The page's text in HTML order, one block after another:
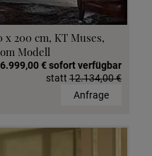
200 cm, KT Muses,
Modell
6.999,00 € sofort verfügbar
statt 12.134,00 €
Anfrage